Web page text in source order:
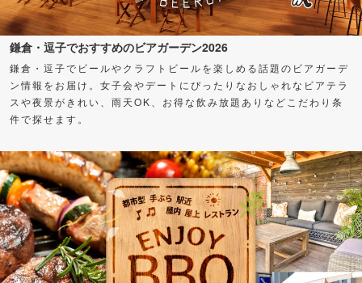
鎌倉・逗子でおすすめのビアガーデン2026
鎌倉・逗子でビールやクラフトビールを楽しめる話題のビアガーデ
ン情報をお届け。女子会やデートにぴったりなおしゃれなビアテラ
スや夜景がきれい、雨天OK、お得な飲み放題ありなどこだわり条
件で探せます。